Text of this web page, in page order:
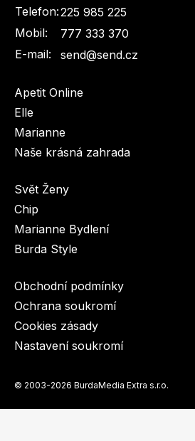
Sudoku a křížovky
Dětské časopisy
Burda Best of
Telefon:225 985 225
Mobil:
777 333 370
E-mail:
send@send.cz
Apetit Online
Elle
Marianne
Naše krásná zahrada
Svět Ženy
Chip
Marianne Bydlení
Burda Style
Obchodní podmínky
Ochrana soukromí
Cookies zásady
Nastavení soukromí
© 2003-2026 BurdaMedia Extra s.r.o.